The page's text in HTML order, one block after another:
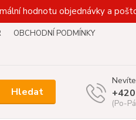
hodnotu objednávky a
OBCHODNÍ PODMÍNKY
Hledat
(Po-